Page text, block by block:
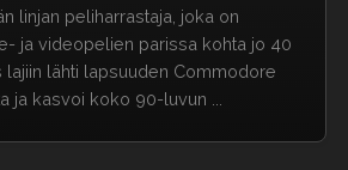
linjan peliharrastaja, joka on
ja videopelien parissa kohta jo 40
lajiin lähti lapsuuden Commodore
ja kasvoi koko 90-luvun ...